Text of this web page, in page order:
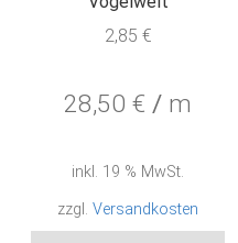
2,85 €
28,50€ / m
inkl. 19 % MwSt.
zzgl.Versandkosten